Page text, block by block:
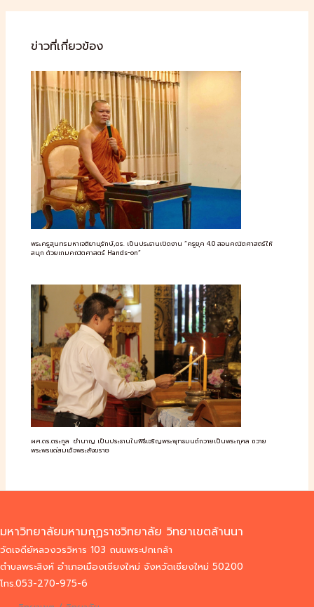
ข่าวที่เกี่ยวข้อง
พระครูสุนทรมหาเจติยานุรักษ์,ดร. เป็นประธานเปิดงาน “ครูยุค 4.0 สอนคณิตศาสตร์ให้
สนุก ด้วยเกมคณิตศาสตร์ Hands-on”
ผศ.ดร.ตระกูล ชำนาญ เป็นประธานในพิธีเจริญพระพุทธมนต์ถวายเป็นพระกุศล ถวาย
พระพรแด่สมเด็จพระสังฆราช
มหาวิทยาลัยมหามกุฏราชวิทยาลัย วิทยาเขตล้านนา
วัดเจดีย์หลวงวรวิหาร 103 ถนนพระปกเกล้า
ตำบลพระสิงห์ อำเภอเมืองเชียงใหม่ จังหวัดเชียงใหม่ 50200
โทร.053-270-975-6